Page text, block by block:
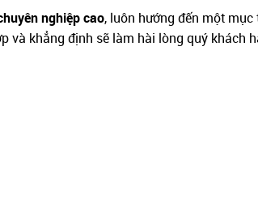
nghiệp cao, luôn hướng đến một mục
và khẳng định sẽ làm hài lòng quý khách